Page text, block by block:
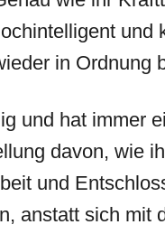
und
in Ordnung
und hat immer
davon, wie
und
anstatt sich mit